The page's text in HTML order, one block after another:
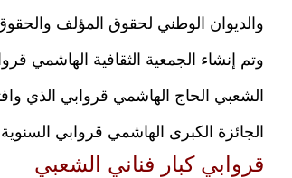
والديوان الوطني لحقوق المؤلف
الجائزة الكبرى الهاشمي قروابي
قروابي كبار فناني الشعبي